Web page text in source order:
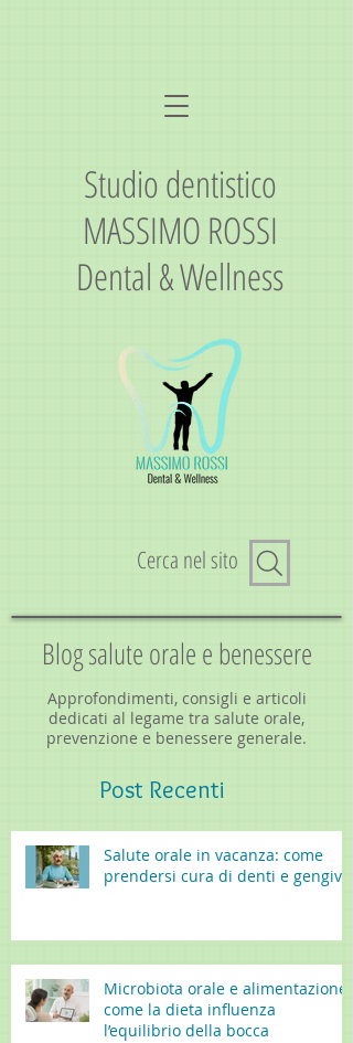
Studio dentistico
MASSIMO ROSSI
Dental & Wellness
Cerca nel sito
Blog salute orale e benessere
Approfondimenti, consigli e articoli
dedicati al legame tra salute orale,
prevenzione e benessere generale.
Post Recenti
Salute orale in vacanza: come
prendersi cura di denti e gengive
Microbiota orale e alimentazione:
come la dieta influenza
l’equilibrio della bocca